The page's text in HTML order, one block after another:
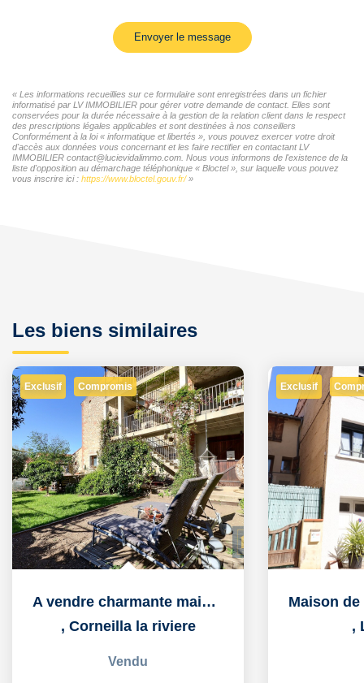
Envoyer le message
« Les informations recueillies sur ce formulaire sont enregistrées dans un fichier
informatisé par LV IMMOBILIER pour gérer votre demande de contact. Elles sont
conservées pour la durée nécessaire à la gestion de la relation client dans le respect
des prescriptions légales applicables et sont destinées à nos conseillers
Conformément à la loi « informatique et libertés », vous pouvez exercer votre droit
d'accès aux données vous concernant et les faire rectifier en contactant LV
IMMOBILIER contact@lucievidalimmo.com. Nous vous informons de l'existence de la
liste d'opposition au démarchage téléphonique « Bloctel », sur laquelle vous pouvez
vous inscrire ici : https://www.bloctel.gouv.fr/»
Les biens similaires
Exclusif Compromis
A vendre charmante maison de village avec jardin, garage et...
, Corneilla la riviere
Vendu
Exclusif
,